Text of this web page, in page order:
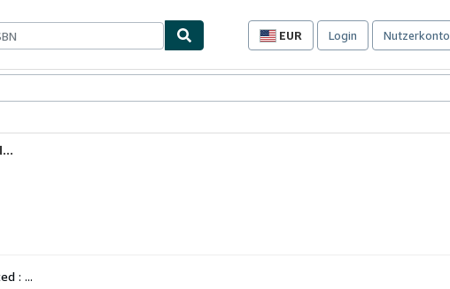
EUR
Seite
Einkaufseinstellungen.
Login Nutzerkonto
: ...